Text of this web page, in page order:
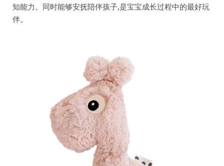
知能力。同时能够安抚陪伴孩子,是宝宝成长过程中的最好玩
伴。